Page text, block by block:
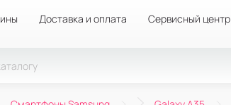
Доставка и оплата Сервисный центр